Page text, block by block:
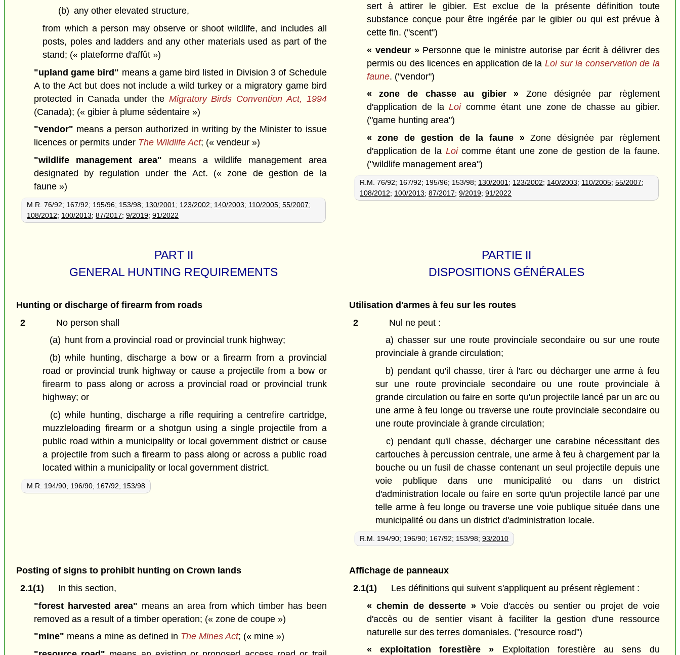
(b) any other elevated structure,
from which a person may observe or shoot wildlife, and includes all
posts, poles and ladders and any other materials used as part of the
stand; (« plateforme d'affût »)
"upland game bird" means a game bird listed in Division 3 of Schedule
A to the Act but does not include a wild turkey or a migratory game bird
protected in Canada under the Migratory Birds Convention Act, 1994
(Canada); (« gibier à plume sédentaire »)
"vendor" means a person authorized in writing by the Minister to issue
licences or permits under The Wildlife Act; (« vendeur »)
"wildlife management area" means a wildlife management area
designated by regulation under the Act. (« zone de gestion de la
faune »)
M.R. 76/92; 167/92; 195/96; 153/98; 130/2001 ; 123/2002; 140/2003; 110/2005;55/2007;
108/2012; 100/2013;87/2017;9/2019;91/2022
sert à attirer le gibier. Est exclue de la présente définition toute
substance conçue pour être ingérée par le gibier ou qui est prévue à
cette fin. ("scent")
« vendeur »Personne que le ministre autorise par écrit à délivrer des
permis ou des licences en application de la Loi sur la conservation de la
faune. ("vendor")
« zone de chasse au gibier » Zone désignée par règlement
d'application de laLoicomme étant une zone de chasse au gibier.
("game hunting area")
« zone de gestion de la faune »Zone désignée par règlement
d'application de la Loicomme étant une zone de gestion de la faune.
("wildlife management area")
R.M. 76/92; 167/92; 195/96; 153/98; 130/2001 ; 123/2002; 140/2003; 110/2005;55/2007;
108/2012; 100/2013;87/2017;9/2019;91/2022
PART II
GENERAL HUNTING REQUIREMENTS
PARTIE II
DISPOSITIONS GÉNÉRALES
Hunting or discharge of firearm from roads
2
No person shall
(a) hunt from a provincial road or provincial trunk highway;
(b) while hunting, discharge a bow or a firearm from a provincial
road or provincial trunk highway or cause a projectile from a bow or
firearm to pass along or across a provincial road or provincial trunk
highway; or
(c) while hunting, discharge a rifle requiring a centrefire cartridge,
muzzleloading firearm or a shotgun using a single projectile from a
public road within a municipality or local government district or cause
a projectile from such a firearm to pass along or across a public road
located within a municipality or local government district.
M.R. 194/90; 196/90; 167/92; 153/98
Utilisation d'armes à feu sur les routes
2
Nul ne peut :
a) chasser sur une route provinciale secondaire ou sur une route
provinciale à grande circulation;
b) pendant qu'il chasse, tirer à l'arc ou décharger une arme à feu
sur une route provinciale secondaire ou une route provinciale à
grande circulation ou faire en sorte qu'un projectile lancé par un arc ou
une arme à feu longe ou traverse une route provinciale secondaire ou
une route provinciale à grande circulation;
c) pendant qu'il chasse, décharger une carabine nécessitant des
cartouches à percussion centrale, une arme à feu à chargement par la
bouche ou un fusil de chasse contenant un seul projectile depuis une
voie publique dans une municipalité ou dans un district
d'administration locale ou faire en sorte qu'un projectile lancé par une
telle arme à feu longe ou traverse une voie publique située dans une
municipalité ou dans un district d'administration locale.
R.M. 194/90; 196/90; 167/92; 153/98;93/2010
Posting of signs to prohibit hunting on Crown lands
2.1(1)
In this section,
"forest harvested area" means an area from which timber has been
removed as a result of a timber operation; (« zone de coupe »)
"mine" means a mine as defined in The Mines Act; (« mine »)
Affichage de panneaux
2.1(1)
Les définitions qui suivent s'appliquent au présent règlement :
« chemin de desserte »Voie d'accès ou sentier ou projet de voie
d'accès ou de sentier visant à faciliter la gestion d'une ressource
naturelle sur des terres domaniales. ("resource road")
« exploitation forestière » Exploitation forestière au sens du